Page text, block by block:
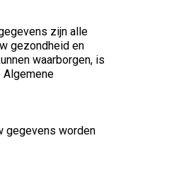
zijn alle
gezondheid en
waarborgen, is
Algemene
gegevens worden